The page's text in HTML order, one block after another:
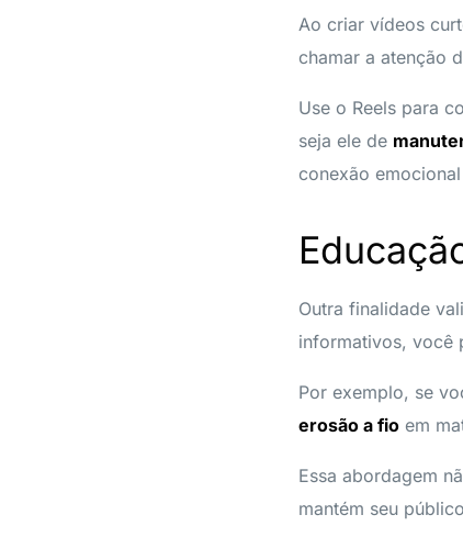
Ao criar vídeos
chamar a atenção
Use o Reels para
seja ele de
conexão
Outra finalidade
informativos, você
Por exemplo, se
erosão a fio em
Essa abordagem
mantém seu